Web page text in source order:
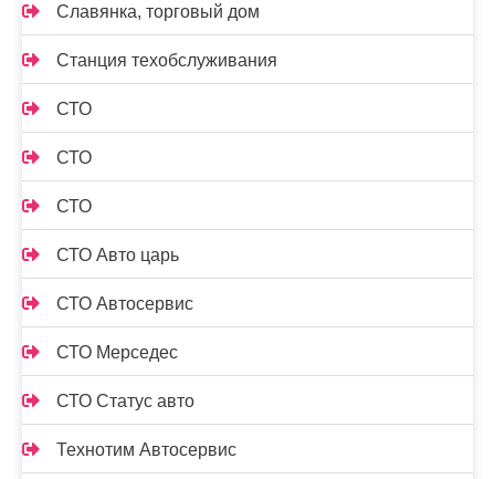
Славянка, торговый дом
Станция техобслуживания
СТО
СТО
СТО
СТО Авто царь
СТО Автосервис
СТО Мерседес
СТО Статус авто
Технотим Автосервис